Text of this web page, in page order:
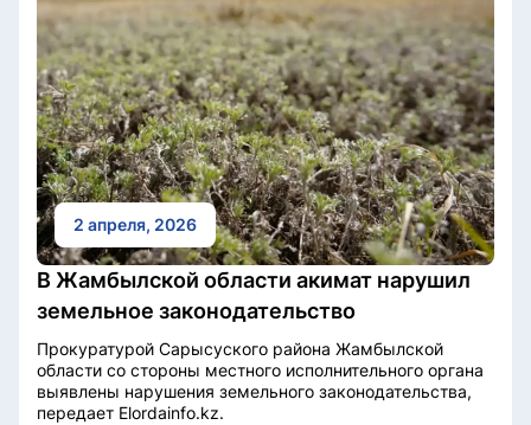
2 апреля, 2026
В Жамбылской области акимат нарушил
земельное законодательство
Прокуратурой Сарысуского района Жамбылской
области со стороны местного исполнительного органа
выявлены нарушения земельного законодательства,
передает Elordainfo.kz.